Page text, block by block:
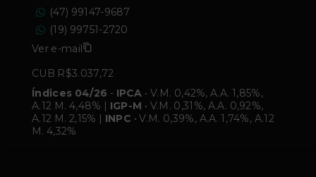
(47) 99147-9687
(19) 99751-2720
Ver e-mail
CUB R$3.037,72
Índices 04/26 - IPCA • V.M. 0,42%, A.A. 1,85%,
A.12 M. 4,48% | IGP-M • V.M. 0,31%, A.A. 0,92%,
A.12 M. 2,15% | INPC • V.M. 0,39%, A.A. 1,74%, A.12
M. 4,32%